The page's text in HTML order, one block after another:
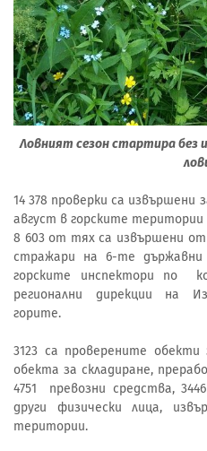
Ловният сезон стартира без
14 378 проверки са извършени
август в горските
8 603 от тях са извършени
стражари на 6-те
горските инспектори по
регионални дирекции на
горите.
3123 са проверените обекти
обекта за складиране,
4751 превозни средства,
други физически лица,
територии.